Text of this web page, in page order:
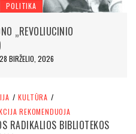
POLITIKA
„REVOLIUCINIO
28 BIRŽELIO, 2026
/ KULTŪRA /
REKOMENDUOJA
RADIKALIOS BIBLIOTEKOS